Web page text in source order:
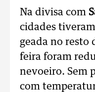
Na divisa com
cidades
geada no resto
feira foram
nevoeiro. Sem
com